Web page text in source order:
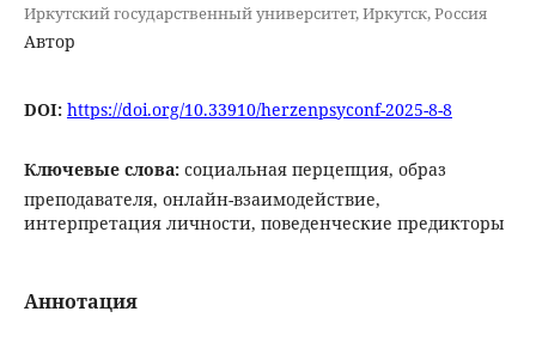
Иркутский государственный университет, Иркутск, Россия
Автор
DOI: https://doi.org/10.33910/herzenpsyconf-2025-8-8
Ключевые слова: социальная перцепция, образ
преподавателя, онлайн-взаимодействие,
интерпретация личности, поведенческие предикторы
Аннотация